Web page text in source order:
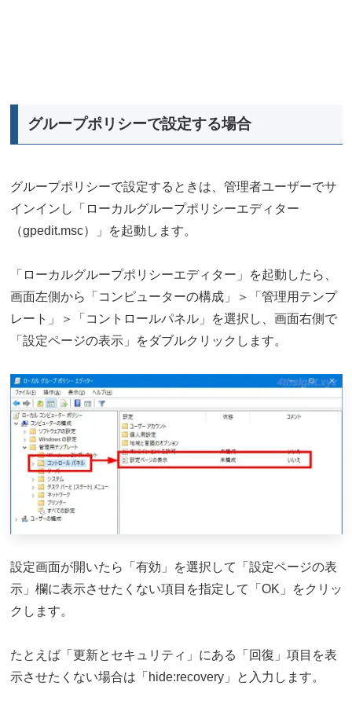
グループポリシーで設定する場合
グループポリシーで設定するときは、管理者ユーザーでサ
インインし「ローカルグループポリシーエディター
（gpedit.msc）」を起動します。
「ローカルグループポリシーエディター」を起動したら、
画面左側から「コンピューターの構成」＞「管理用テンプ
レート」＞「コントロールパネル」を選択し、画面右側で
「設定ページの表示」をダブルクリックします。
設定画面が開いたら「有効」を選択して「設定ページの表
示」欄に表示させたくない項目を指定して「OK」をクリッ
クします。
たとえば「更新とセキュリティ」にある「回復」項目を表
示させたくない場合は「hide:recovery」と入力します。